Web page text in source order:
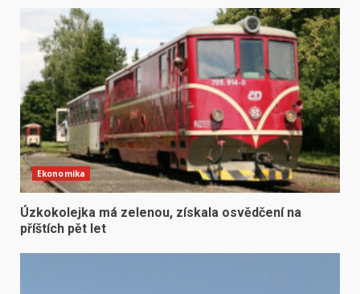
Ekonomika
Úzkokolejka má zelenou, získala osvědčení na
příštích pět let